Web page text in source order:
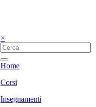
×
Home
Corsi
Insegnamenti